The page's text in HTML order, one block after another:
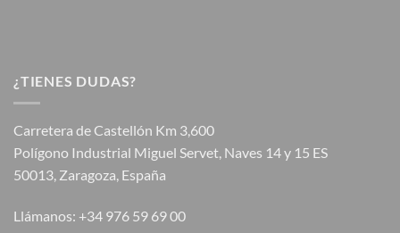
¿TIENES DUDAS?
Carretera de Castellón Km 3,600
Polígono Industrial Miguel Servet, Naves 14 y 15 ES
50013, Zaragoza, España
Llámanos: +34 976 59 69 00